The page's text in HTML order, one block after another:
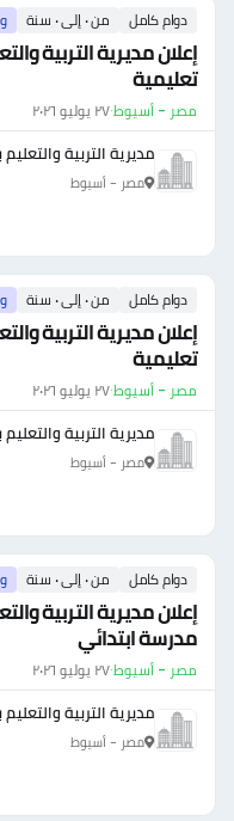
دوام كامل من ٠ إلى ٠ سنة
إعلان مديرية التربية
تعليمية
مصر - أسيوط·٢٧ يوليو ٢٠٢٦
مديرية التربية
مصر - أسيوط
دوام كامل من ٠ إلى ٠ سنة
إعلان مديرية التربية
تعليمية
مصر - أسيوط·٢٧ يوليو ٢٠٢٦
مديرية التربية
مصر - أسيوط
دوام كامل من ٠ إلى ٠ سنة
إعلان مديرية التربية
مدرسة ابتدائي
مصر - أسيوط·٢٧ يوليو ٢٠٢٦
مديرية التربية
مصر - أسيوط